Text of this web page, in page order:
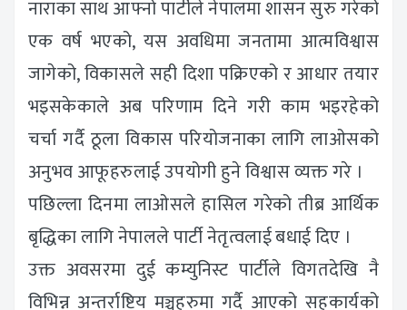
नाराका साथ आफ्नो पार्टीले नेपालमा शासन सुरु गरेको
एक वर्ष भएको, यस अवधिमा जनतामा आत्मविश्वास
जागेको, विकासले सही दिशा पक्रिएको र आधार तयार
भइसकेकाले अब परिणाम दिने गरी काम भइरहेको
चर्चा गर्दै ठूला विकास परियोजनाका लागि लाओसको
अनुभव आफूहरुलाई उपयोगी हुने विश्वास व्यक्त गरे ।
पछिल्ला दिनमा लाओसले हासिल गरेको तीब्र आर्थिक
बृद्धिका लागि नेपालले पार्टी नेतृत्वलाई बधाई दिए ।
उक्त अवसरमा दुई कम्युनिस्ट पार्टीले विगतदेखि नै
विभिन्न अन्तर्राष्टिय मञ्चहरुमा गर्दै आएको सहकार्यको